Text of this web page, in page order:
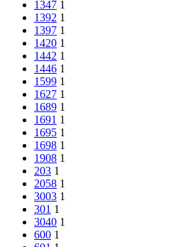
1347 1
1392 1
1397 1
1420 1
1442 1
1446 1
1599 1
1627 1
1689 1
1691 1
1695 1
1698 1
1908 1
203 1
2058 1
3003 1
301 1
3040 1
600 1